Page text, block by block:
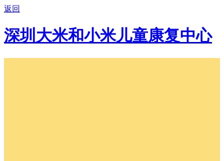
返回
深圳大米和小米儿童康复中心